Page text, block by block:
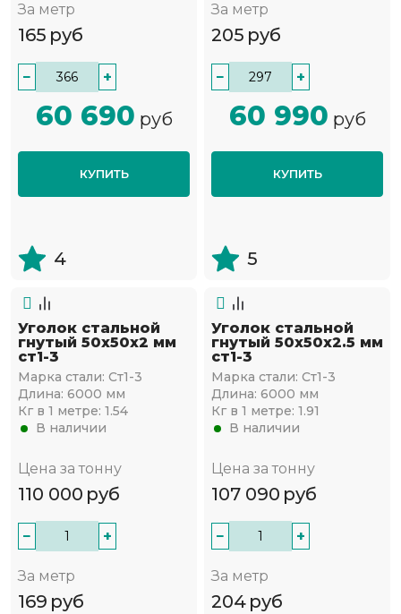
За метр
165 руб
− +
60 690 руб
КУПИТЬ
4
За метр
205 руб
− +
60 990 руб
КУПИТЬ
5
Уголок стальной
гнутый 50х50x2 мм
ст1-3
Марка стали: Ст1-3
Длина: 6000 мм
Кг в 1 метре: 1.54
В наличии
Цена за тонну
110 000 руб
− +
За метр
169 руб
Уголок стальной
гнутый 50х50x2.5 мм
ст1-3
Марка стали: Ст1-3
Длина: 6000 мм
Кг в 1 метре: 1.91
В наличии
Цена за тонну
107 090 руб
− +
За метр
204 руб